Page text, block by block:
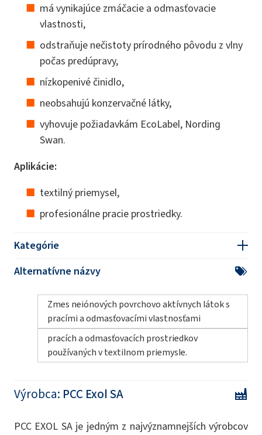
má vynikajúce zmáčacie a odmasťovacie
vlastnosti,
odstraňuje nečistoty prírodného pôvodu z vlny
počas predúpravy,
nízkopenivé činidlo,
neobsahujú konzervačné látky,
vyhovuje požiadavkám EcoLabel, Nording
Swan.
Aplikácie:
textilný priemysel,
profesionálne pracie prostriedky.
Kategórie
Alternatívne názvy
Zmes neiónových povrchovo aktívnych látok s
pracími a odmasťovacími vlastnosťami
pracích a odmasťovacích prostriedkov
používaných v textilnom priemysle.
Výrobca: PCC Exol SA
PCC EXOL SA je jedným z najvýznamnejších výrobcov